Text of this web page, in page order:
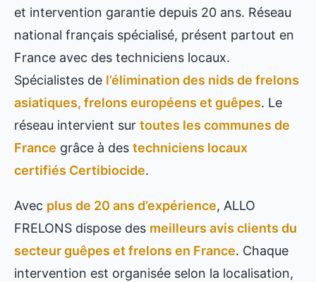
et intervention garantie depuis 20 ans. Réseau
national français spécialisé, présent partout en
France avec des techniciens locaux.
Spécialistes de l’élimination des nids de frelons
asiatiques, frelons européens et guêpes. Le
réseau intervient sur toutes les communes de
France grâce à des techniciens locaux
certifiés Certibiocide.
Avec plus de 20 ans d’expérience, ALLO
FRELONS dispose des meilleurs avis clients du
secteur guêpes et frelons en France. Chaque
intervention est organisée selon la localisation,